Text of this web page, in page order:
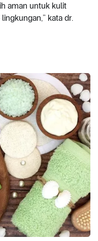
aman untuk kulit
kata dr.